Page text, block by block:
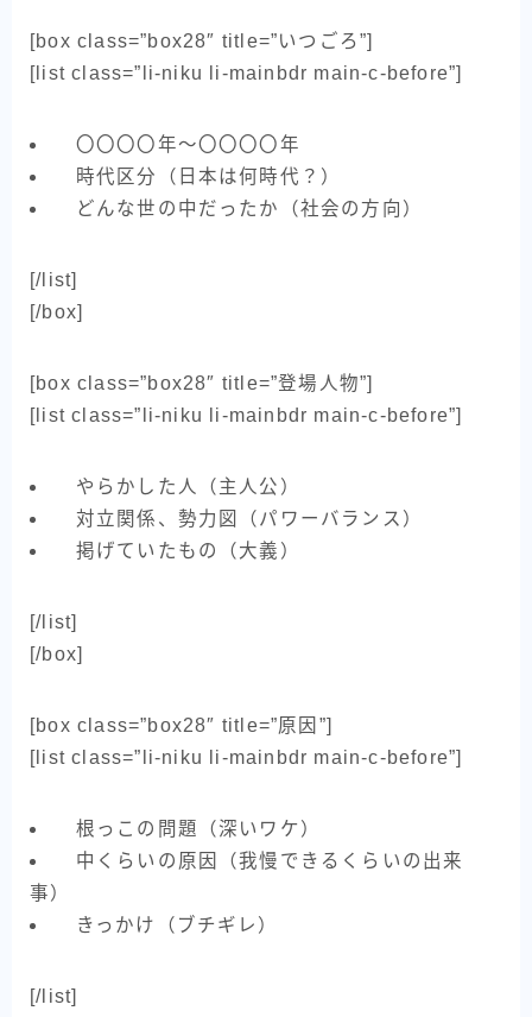
[box class=”box28″ title=”いつごろ”]
[list class=”li-niku li-mainbdr main-c-before”]
〇〇〇〇年～〇〇〇〇年
時代区分（日本は何時代？）
どんな世の中だったか（社会の方向）
[/list]
[/box]
[box class=”box28″ title=”登場人物”]
[list class=”li-niku li-mainbdr main-c-before”]
やらかした人（主人公）
対立関係、勢力図（パワーバランス）
掲げていたもの（大義）
[/list]
[/box]
[box class=”box28″ title=”原因”]
[list class=”li-niku li-mainbdr main-c-before”]
根っこの問題（深いワケ）
中くらいの原因（我慢できるくらいの出来
事）
きっかけ（ブチギレ）
[/list]